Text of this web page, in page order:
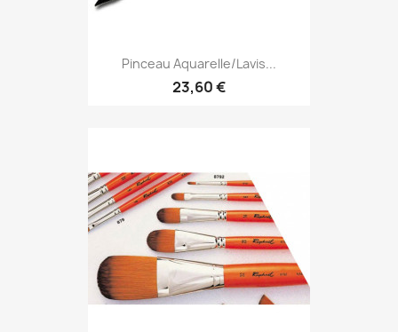
Pinceau Aquarelle/lavis...
23,60 €